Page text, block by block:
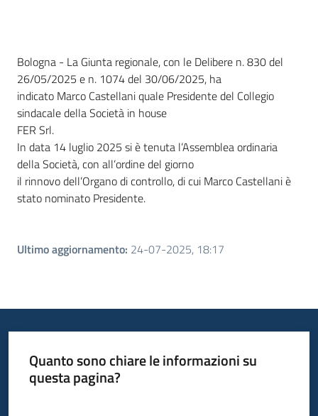
Contenuto
Bologna - La Giunta regionale, con le Delibere n. 830 del
26/05/2025 e n. 1074 del 30/06/2025, ha
indicato Marco Castellani quale Presidente del Collegio
sindacale della Società in house
FER Srl.
In data 14 luglio 2025 si è tenuta l’Assemblea ordinaria
della Società, con all’ordine del giorno
il rinnovo dell’Organo di controllo, di cui Marco Castellani è
stato nominato Presidente.
Ultimo aggiornamento: 24-07-2025, 18:17
Quanto sono chiare le informazioni su
questa pagina?